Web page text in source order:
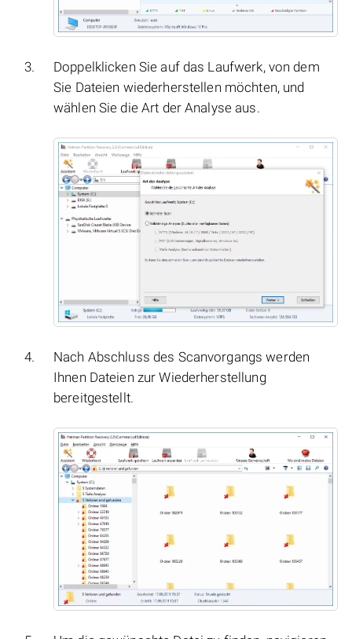
Doppelklicken Sie auf das Laufwerk, von dem
Sie Dateien wiederherstellen möchten, und
wählen Sie die Art der Analyse aus.
Nach Abschluss des Scanvorgangs werden
Ihnen Dateien zur Wiederherstellung
bereitgestellt.